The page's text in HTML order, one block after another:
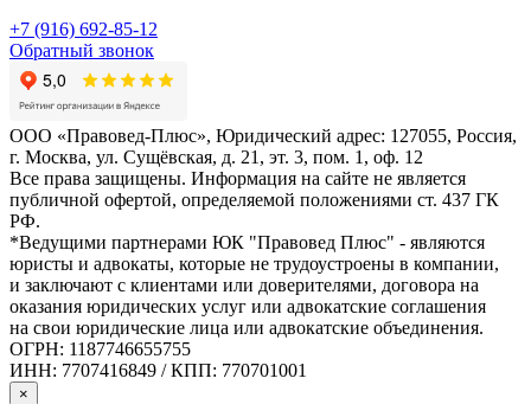
+7 (916) 692-85-12
Обратный звонок
ООО «Правовед-Плюс», Юридический адрес: 127055, Россия,
г. Москва, ул. Сущёвская, д. 21, эт. 3, пом. 1, оф. 12
Все права защищены. Информация на сайте не является
публичной офертой, определяемой положениями ст. 437 ГК
РФ.
*Ведущими партнерами ЮК "Правовед Плюс" - являются
юристы и адвокаты, которые не трудоустроены в компании,
и заключают с клиентами или доверителями, договора на
оказания юридических услуг или адвокатские соглашения
на свои юридические лица или адвокатские объединения.
ОГРН: 1187746655755
ИНН: 7707416849 / КПП: 770701001
×